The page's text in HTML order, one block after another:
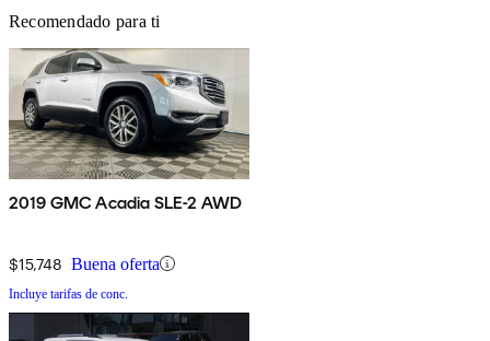
Recomendado para ti
2019 GMC Acadia SLE-2 AWD
$15,748 Buena oferta
Incluye tarifas de conc.